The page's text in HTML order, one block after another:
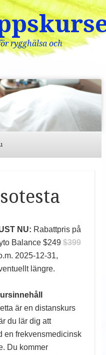
rygghälsa och
NU: Rabattpris på
Balance $249 $399
2025-12-31,
längre.
är en distanskurs
du lär dig att
en frekvensmedicinsk
Du kommer